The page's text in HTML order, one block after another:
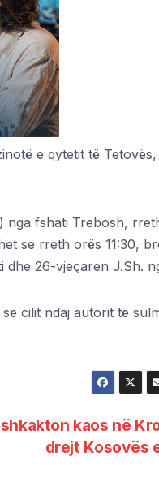
e qytetit të
nga fshati Trebosh,
se rreth orës 11:30,
26-vjeçaren J.Sh.
cilit ndaj autorit të
kaos në
drejt Kosovës